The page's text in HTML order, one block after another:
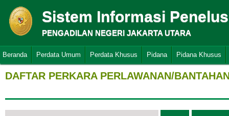
Sistem Informasi
PENGADILAN NEGERI JAKARTA UTARA
Beranda Perdata Umum Perdata Khusus Pidana Pidana Khusus
DAFTAR PERKARA PERLAWANAN/